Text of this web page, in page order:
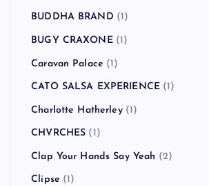
BUDDHA BRAND (1)
BUGY CRAXONE(1)
Caravan Palace (1)
CATO SALSA EXPERIENCE (1)
Charlotte Hatherley(1)
CHVRCHES (1)
Clap Your Hands Say Yeah (2)
Clipse (1)